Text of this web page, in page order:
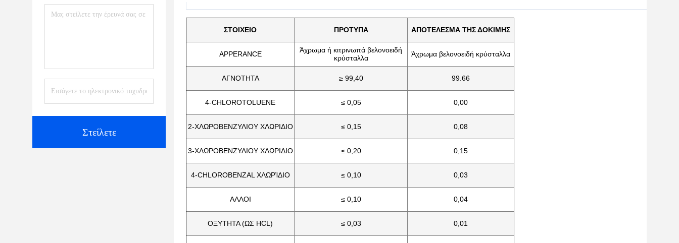
Στείλετε
ΣΤΟΙΧΕΙΟ ΠΡΟΤΥΠΑ ΑΠΟΤΕΛΕΣΜΑ ΤΗΣ ΔΟΚΙΜΗΣ
APPERANCE
Άχρωμα ή κιτρινωπά βελονοειδή
κρύσταλλα
Άχρωμα βελονοειδή κρύσταλλα
ΑΓΝΟΤΗΤΑ ≥ 99,40 99.66
4-CHLOROTOLUENE ≤ 0,05 0,00
2-ΧΛΩΡΟΒΕΝΖΥΛΙΟΥ ΧΛΩΡΙΔΙΟ ≤ 0,15 0,08
3-ΧΛΩΡΟΒΕΝΖΥΛΙΟΥ ΧΛΩΡΙΔΙΟ ≤ 0,20 0,15
4-CHLOROBENZAL ΧΛΩΡΊΔΙΟ ≤ 0,10 0,03
ΑΛΛΟΙ ≤ 0,10 0,04
ΟΞΥΤΗΤΑ (ΩΣ HCL) ≤ 0,03 0,01